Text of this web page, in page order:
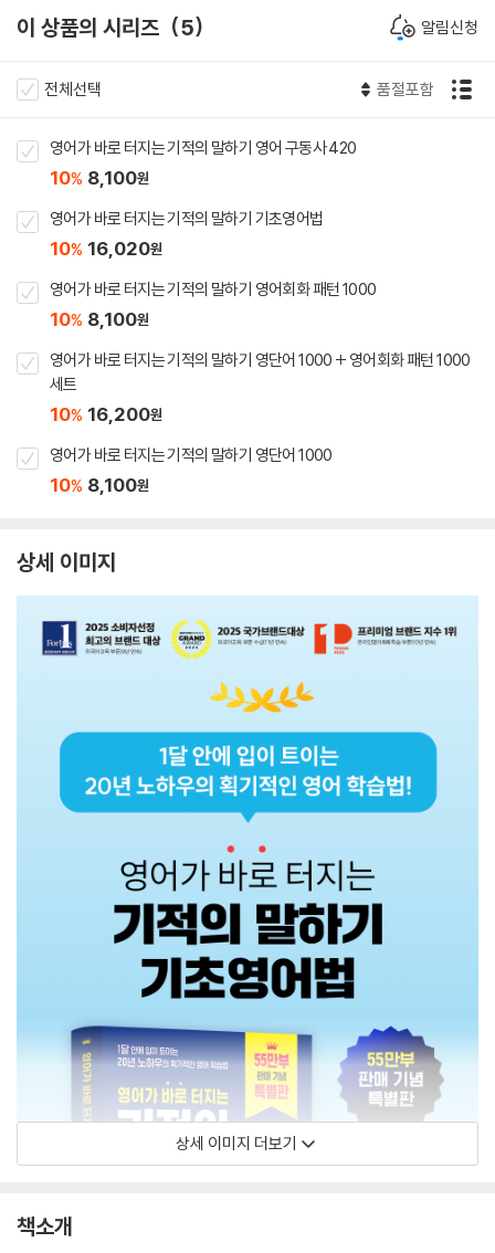
이 상품의 시리즈 5 알림신청
전체선택 품절포함
영어가 바로 터지는 기적의 말하기 영어 구동사 420
10% 8,100원
영어가 바로 터지는 기적의 말하기 기초영어법
10% 16,020원
영어가 바로 터지는 기적의 말하기 영어회화 패턴 1000
10% 8,100원
영어가 바로 터지는 기적의 말하기 영단어 1000 + 영어회화 패턴 1000
세트
10% 16,200원
영어가 바로 터지는 기적의 말하기 영단어 1000
10% 8,100원
상세 이미지
상세 이미지 더보기
책소개